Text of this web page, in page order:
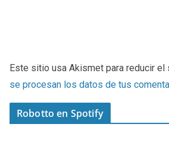
Este sitio usa Akismet para reducir el
se procesan los datos de tus
Robotto en Spotify